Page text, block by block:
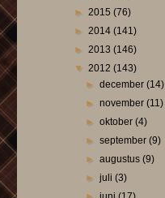
► 2015 (76)
► 2014 (141)
► 2013 (146)
▼ 2012 (143)
►december(14)
►november(11)
►oktober(4)
►september(9)
►augustus(9)
►juli(3)